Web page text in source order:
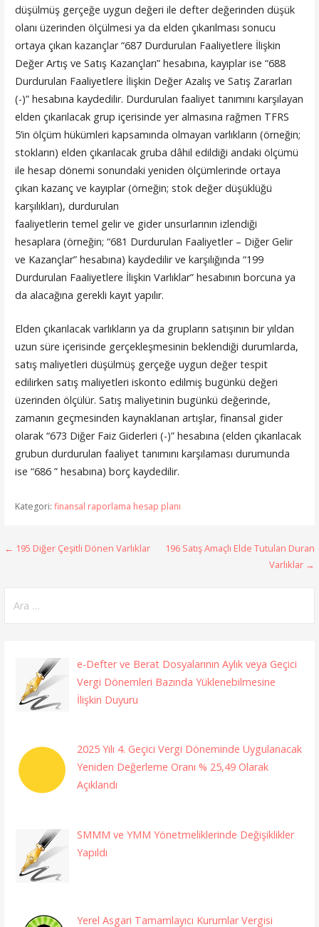
düşülmüş gerçeğe uygun değeri ile defter değerinden düşük
olanı üzerinden ölçülmesi ya da elden çıkarılması sonucu
ortaya çıkan kazançlar “687 Durdurulan Faaliyetlere İlişkin
Değer Artış ve Satış Kazançları” hesabına, kayıplar ise “688
Durdurulan Faaliyetlere İlişkin Değer Azalış ve Satış Zararları
(-)” hesabına kaydedilir. Durdurulan faaliyet tanımını karşılayan
elden çıkarılacak grup içerisinde yer almasına rağmen TFRS
5’in ölçüm hükümleri kapsamında olmayan varlıkların (örneğin;
stokların) elden çıkarılacak gruba dâhil edildiği andaki ölçümü
ile hesap dönemi sonundaki yeniden ölçümlerinde ortaya
çıkan kazanç ve kayıplar (örneğin; stok değer düşüklüğü
karşılıkları), durdurulan
faaliyetlerin temel gelir ve gider unsurlarının izlendiği
hesaplara (örneğin; “681 Durdurulan Faaliyetler – Diğer Gelir
ve Kazançlar” hesabına) kaydedilir ve karşılığında “199
Durdurulan Faaliyetlere İlişkin Varlıklar” hesabının borcuna ya
da alacağına gerekli kayıt yapılır.
Elden çıkarılacak varlıkların ya da grupların satışının bir yıldan
uzun süre içerisinde gerçekleşmesinin beklendiği durumlarda,
satış maliyetleri düşülmüş gerçeğe uygun değer tespit
edilirken satış maliyetleri iskonto edilmiş bugünkü değeri
üzerinden ölçülür. Satış maliyetinin bugünkü değerinde,
zamanın geçmesinden kaynaklanan artışlar, finansal gider
olarak “673 Diğer Faiz Giderleri (-)” hesabına (elden çıkarılacak
grubun durdurulan faaliyet tanımını karşılaması durumunda
ise “686 ” hesabına) borç kaydedilir.
Kategori: finansal raporlama hesap planı
Yazı
← 195 Diğer Çeşitli Dönen Varlıklar
196 Satış Amaçlı Elde Tutulan Duran
Varlıklar →
e-Defter ve Berat Dosyalarının Aylık veya Geçici
Vergi Dönemleri Bazında Yüklenebilmesine
İlişkin Duyuru
2025 Yılı 4. Geçici Vergi Döneminde Uygulanacak
Yeniden Değerleme Oranı % 25,49 Olarak
Açıklandı
SMMM ve YMM Yönetmeliklerinde Değişiklikler
Yapıldı
Yerel Asgari Tamamlayıcı Kurumlar Vergisi